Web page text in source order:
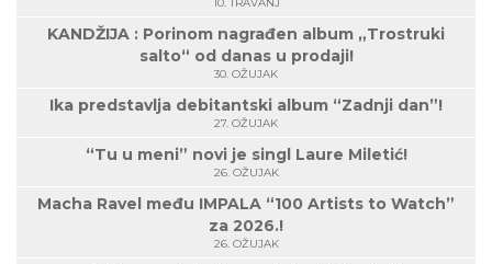
10. TRAVANJ
KANDŽIJA : Porinom nagrađen album „Trostruki
salto“ od danas u prodaji!
30. OŽUJAK
Ika predstavlja debitantski album “Zadnji dan”!
27. OŽUJAK
“Tu u meni” novi je singl Laure Miletić!
26. OŽUJAK
Macha Ravel među IMPALA “100 Artists to Watch”
za 2026.!
26. OŽUJAK